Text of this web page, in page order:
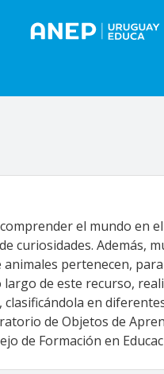
el mundo en
curiosidades. Además,
pertenecen,
de este recurso,
en
de Objetos de
de Formación en